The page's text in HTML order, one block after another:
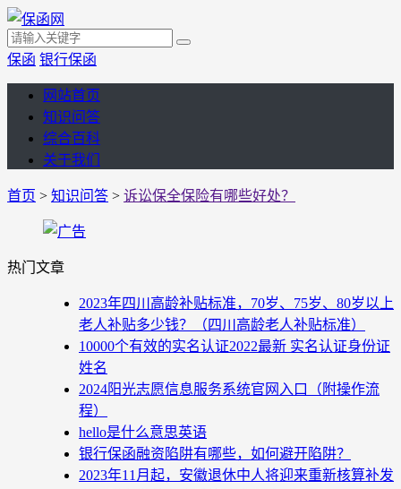
保函 银行保函
网站首页
知识问答
综合百科
关于我们
首页 > 知识问答 > 诉讼保全保险有哪些好处？
热门文章
2023年四川高龄补贴标准，70岁、75岁、80岁以上
老人补贴多少钱？（四川高龄老人补贴标准）
10000个有效的实名认证2022最新 实名认证身份证
姓名
2024阳光志愿信息服务系统官网入口（附操作流
程）
hello是什么意思英语
银行保函融资陷阱有哪些，如何避开陷阱？
2023年11月起，安徽退休中人将迎来重新核算补发